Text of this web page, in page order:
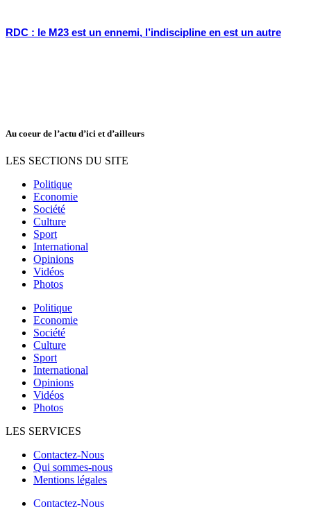
RDC : le M23 est un ennemi, l’indiscipline en est un autre
Au coeur de l’actu d’ici et d’ailleurs
LES SECTIONS DU SITE
Politique
Economie
Société
Culture
Sport
International
Opinions
Vidéos
Photos
Politique
Economie
Société
Culture
Sport
International
Opinions
Vidéos
Photos
LES SERVICES
Contactez-Nous
Qui sommes-nous
Mentions légales
Contactez-Nous